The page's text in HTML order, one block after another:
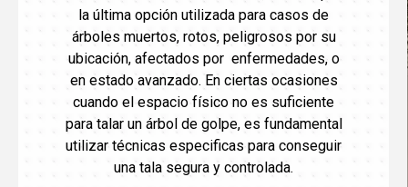
la última opción utilizada para casos de
árboles muertos, rotos, peligrosos por su
ubicación, afectados por enfermedades, o
en estado avanzado. En ciertas ocasiones
cuando el espacio físico no es suficiente
para talar un árbol de golpe, es fundamental
utilizar técnicas especificas para conseguir
una tala segura y controlada.